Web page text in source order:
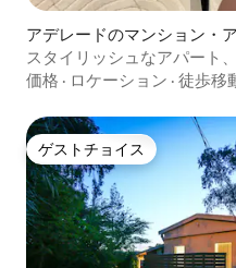
アデレードのマンション・
スタイリッシュなアパート
価格 · ロケーション · 徒歩移
ゲストチョイス
ゲストチョイス